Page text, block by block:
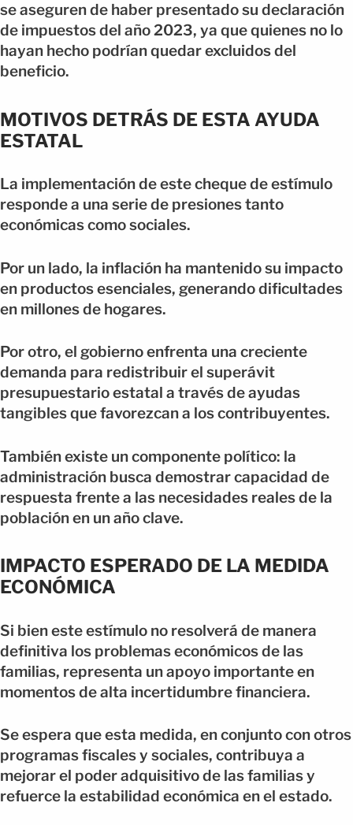
se aseguren de haber presentado su declaración
de impuestos del año 2023, ya que quienes no lo
hayan hecho podrían quedar excluidos del
beneficio.
MOTIVOS DETRÁS DE ESTA AYUDA
ESTATAL
La implementación de este cheque de estímulo
responde a una serie de presiones tanto
económicas como sociales.
Por un lado, la inflación ha mantenido su impacto
en productos esenciales, generando dificultades
en millones de hogares.
Por otro, el gobierno enfrenta una creciente
demanda para redistribuir el superávit
presupuestario estatal a través de ayudas
tangibles que favorezcan a los contribuyentes.
También existe un componente político: la
administración busca demostrar capacidad de
respuesta frente a las necesidades reales de la
población en un año clave.
IMPACTO ESPERADO DE LA MEDIDA
ECONÓMICA
Si bien este estímulo no resolverá de manera
definitiva los problemas económicos de las
familias, representa un apoyo importante en
momentos de alta incertidumbre financiera.
Se espera que esta medida, en conjunto con otros
programas fiscales y sociales, contribuya a
mejorar el poder adquisitivo de las familias y
refuerce la estabilidad económica en el estado.